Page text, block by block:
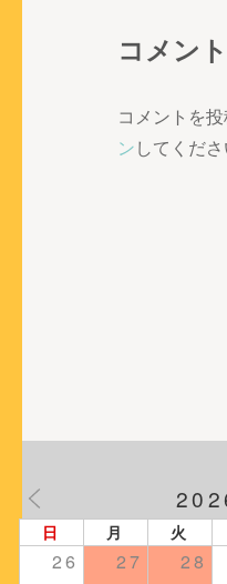
コメン
コメントを
ンしてくださ
日 月 火
26 27 28